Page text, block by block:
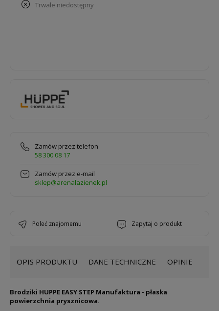
trwale niedostępny
Zamów przez telefon
58 300 08 17
Zamów przez e-mail
sklep@arenalazienek.pl
poleć znajomemu zapytaj o produkt
OPIS PRODUKTU DANE TECHNICZNE OPINIE
Brodziki HUPPE EASY STEP Manufaktura - płaska
powierzchnia prysznicowa.